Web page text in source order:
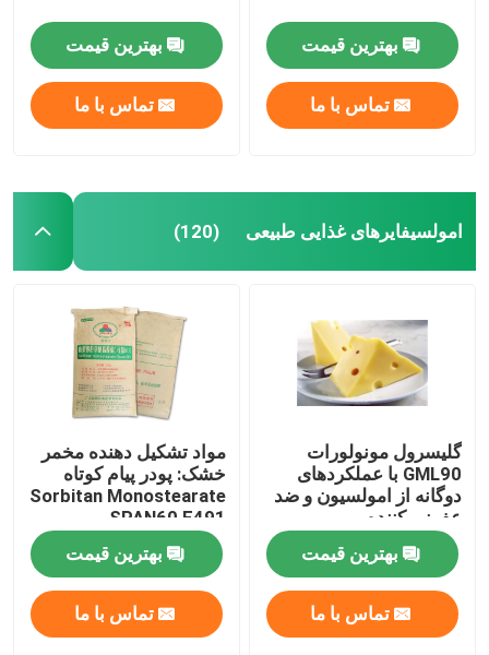
بهترین قیمت
تماس با ما
بهترین قیمت
تماس با ما
امولسیفایرهای غذایی طبیعی (120)
گلیسرول مونولورات
GML90 با عملکردهای
دوگانه از امولسیون و ضد
عفونی کننده
بهترین قیمت
تماس با ما
مواد تشکیل دهنده مخمر
خشک: پودر پیام کوتاه
Sorbitan Monostearate
SPAN60 E491
بهترین قیمت
تماس با ما